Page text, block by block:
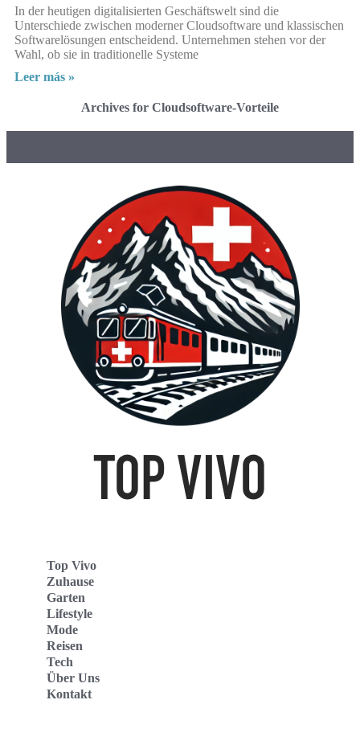
In der heutigen digitalisierten Geschäftswelt sind die
Unterschiede zwischen moderner Cloudsoftware und klassischen
Softwarelösungen entscheidend. Unternehmen stehen vor der
Wahl, ob sie in traditionelle Systeme
Leer más »
Archives for Cloudsoftware-Vorteile
Top Vivo
Zuhause
Garten
Lifestyle
Mode
Reisen
Tech
Über Uns
Kontakt